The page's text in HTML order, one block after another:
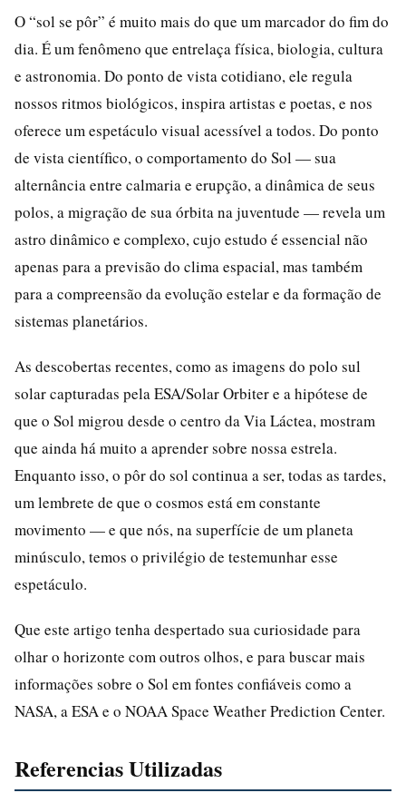
O “sol se pôr” é muito mais do que um marcador do fim do
dia. É um fenômeno que entrelaça física, biologia, cultura
e astronomia. Do ponto de vista cotidiano, ele regula
nossos ritmos biológicos, inspira artistas e poetas, e nos
oferece um espetáculo visual acessível a todos. Do ponto
de vista científico, o comportamento do Sol — sua
alternância entre calmaria e erupção, a dinâmica de seus
polos, a migração de sua órbita na juventude — revela um
astro dinâmico e complexo, cujo estudo é essencial não
apenas para a previsão do clima espacial, mas também
para a compreensão da evolução estelar e da formação de
sistemas planetários.
As descobertas recentes, como as imagens do polo sul
solar capturadas pela ESA/Solar Orbiter e a hipótese de
que o Sol migrou desde o centro da Via Láctea, mostram
que ainda há muito a aprender sobre nossa estrela.
Enquanto isso, o pôr do sol continua a ser, todas as tardes,
um lembrete de que o cosmos está em constante
movimento — e que nós, na superfície de um planeta
minúsculo, temos o privilégio de testemunhar esse
espetáculo.
Que este artigo tenha despertado sua curiosidade para
olhar o horizonte com outros olhos, e para buscar mais
informações sobre o Sol em fontes confiáveis como a
NASA, a ESA e o NOAA Space Weather Prediction Center.
Referencias Utilizadas